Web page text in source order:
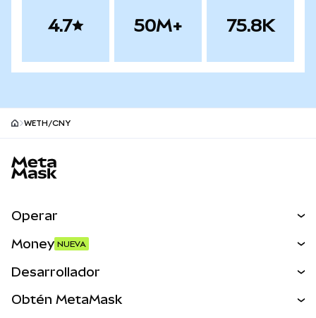
4.7 50M+ 75.8K
WETH/CNY
Operar
Activos del mundo real
Money NUEVA
Desarrollador
Obtén MetaMask